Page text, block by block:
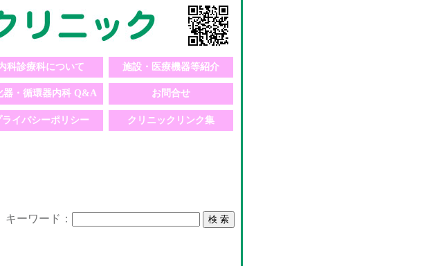
科診療科について 施設・医療機器等紹介
器・循環器内科 Q&A お問合せ
ライバシーポリシー クリニックリンク集
キーワード：